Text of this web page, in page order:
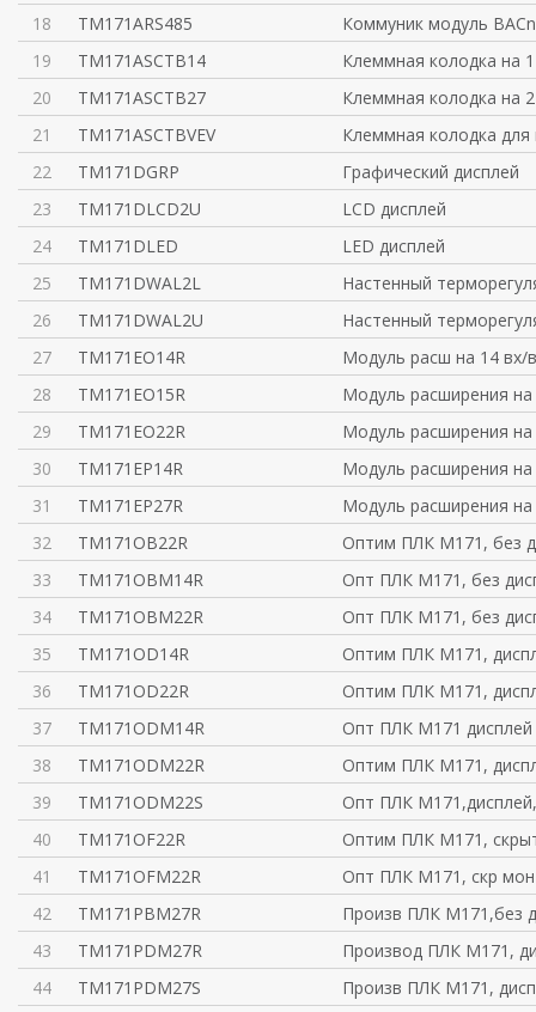
18
TM171ARS485
Коммуник модуль
19
TM171ASCTB14
Клеммная колодка на
20
TM171ASCTB27
Клеммная колодка на
21
TM171ASCTBVEV
Клеммная колодка
22
TM171DGRP
Графический дисплей
23
TM171DLCD2U
LCD дисплей
24
TM171DLED
LED дисплей
25
TM171DWAL2L
Настенный
26
TM171DWAL2U
Настенный
27
TM171EO14R
Модуль расш на 14 вх/
28
TM171EO15R
Модуль расширения
29
TM171EO22R
Модуль расширения
30
TM171EP14R
Модуль расширения
31
TM171EP27R
Модуль расширения
32
TM171OB22R
Оптим ПЛК М171, без
33
TM171OBM14R
Опт ПЛК М171, без
34
TM171OBM22R
Опт ПЛК М171, без
35
TM171OD14R
Оптим ПЛК М171,
36
TM171OD22R
Оптим ПЛК М171,
37
TM171ODM14R
Опт ПЛК М171
38
TM171ODM22R
Оптим ПЛК М171,
39
TM171ODM22S
Опт ПЛК
40
TM171OF22R
Оптим ПЛК М171,
41
TM171OFM22R
Опт ПЛК М171, скр
42
TM171PBM27R
Произв ПЛК М171,без
43
TM171PDM27R
Производ ПЛК М171,
44
TM171PDM27S
Произв ПЛК М171,